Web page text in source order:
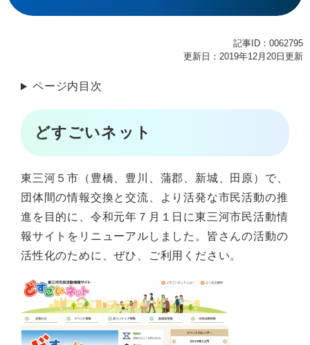
記事ID：0062795
更新日：2019年12月20日更新
ページ内目次
どすごいネット
東三河５市（豊橋、豊川、蒲郡、新城、田原）で、
団体間の情報交換と交流、より活発な市民活動の推
進を目的に、令和元年７月１日に東三河市民活動情
報サイトをリニューアルしました。皆さんの活動の
活性化のために、ぜひ、ご利用ください。